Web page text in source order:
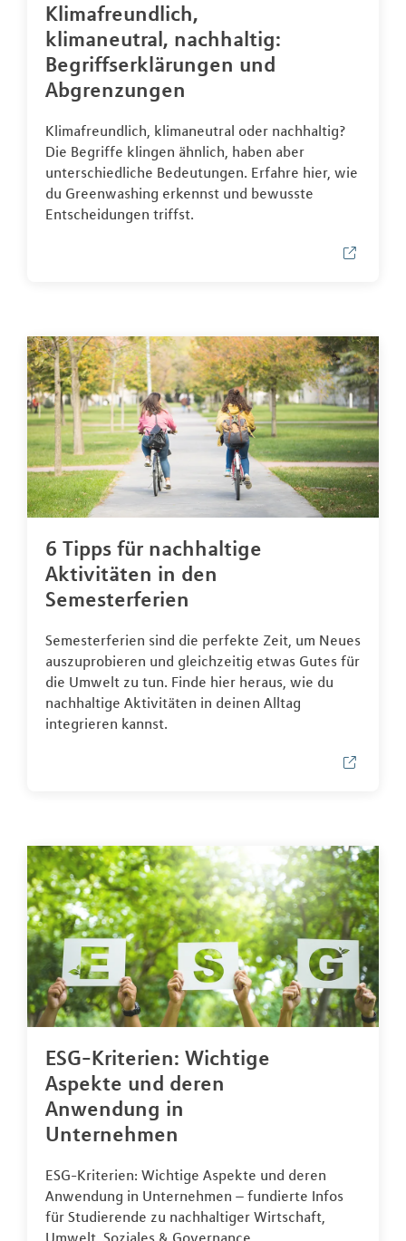
Klimafreundlich,
klimaneutral, nachhaltig:
Begriffserklärungen und
Abgrenzungen
Klimafreundlich, klimaneutral oder nachhaltig?
Die Begriffe klingen ähnlich, haben aber
unterschiedliche Bedeutungen. Erfahre hier, wie
du Greenwashing erkennst und bewusste
Entscheidungen triffst.
6 Tipps für nachhaltige
Aktivitäten in den
Semesterferien
Semesterferien sind die perfekte Zeit, um Neues
auszuprobieren und gleichzeitig etwas Gutes für
die Umwelt zu tun. Finde hier heraus, wie du
nachhaltige Aktivitäten in deinen Alltag
integrieren kannst.
ESG-Kriterien: Wichtige
Aspekte und deren
Anwendung in
Unternehmen
ESG-Kriterien: Wichtige Aspekte und deren
Anwendung in Unternehmen – fundierte Infos
für Studierende zu nachhaltiger Wirtschaft,